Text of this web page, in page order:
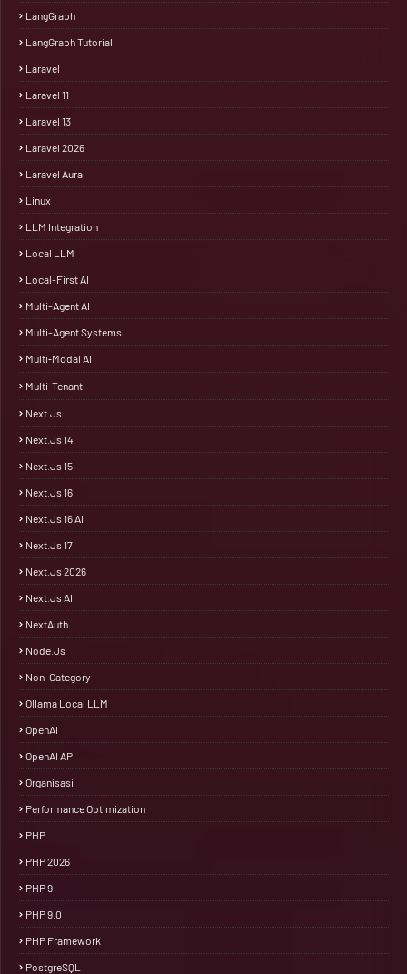
LangGraph
LangGraph Tutorial
Laravel
Laravel 11
Laravel 13
Laravel 2026
Laravel Aura
Linux
LLM Integration
Local LLM
Local-First AI
Multi-Agent AI
Multi-Agent Systems
Multi‑Modal AI
Multi‑Tenant
Next.js
Next.js 14
Next.js 15
Next.js 16
Next.js 16 AI
Next.js 17
Next.js 2026
Next.js AI
NextAuth
Node.js
Non-Category
Ollama Local LLM
OpenAI
OpenAI API
Organisasi
Performance Optimization
PHP
PHP 2026
PHP 9
PHP 9.0
PHP Framework
PostgreSQL